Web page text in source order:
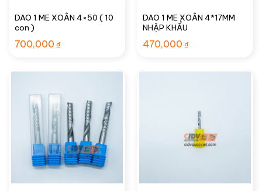
DAO 1 ME XOẮN 4×50 ( 10
con )
700,000 ₫
DAO 1 ME XOẮN 4*17MM
NHẬP KHẨU
470,000 ₫